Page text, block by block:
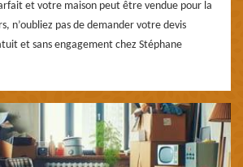
et votre maison peut être vendue pour la
n’oubliez pas de demander votre devis
et sans engagement chez Stéphane